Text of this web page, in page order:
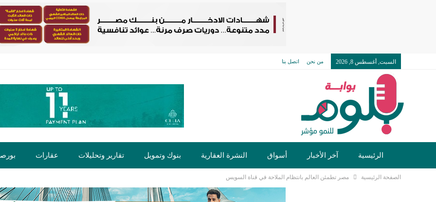
السبت, أغسطس 8, 2026 من نحن اتصل بنا
الرئيسية آخر الأخبار أسواق النشرة العقارية بنوك وتمويل تقارير وتحليلات عقارات
تكنولوجيا وسيارات دولي مجتمع خدمات
الصفحة الرئيسية مصر تطمئن العالم بانتظام الملاحة في قناة السويس